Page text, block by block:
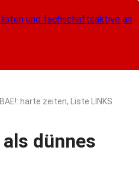
BAE!: harte zeiten, Liste LINKS
dünnes